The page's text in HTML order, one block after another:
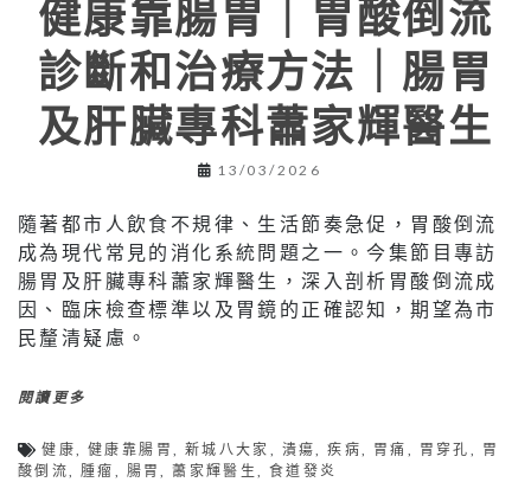
健康靠腸胃｜胃酸倒流
診斷和治療方法｜腸胃
及肝臟專科蕭家輝醫生
13/03/2026
隨著都市人飲食不規律、生活節奏急促，胃酸倒流
成為現代常見的消化系統問題之一。今集節目專訪
腸胃及肝臟專科蕭家輝醫生，深入剖析胃酸倒流成
因、臨床檢查標準以及胃鏡的正確認知，期望為市
民釐清疑慮。
閱讀更多
健康,健康靠腸胃, 新城八大家 , 潰瘍,疾病, 胃痛 , 胃穿孔 , 胃
酸倒流,腫瘤 , 腸胃,蕭家輝醫生,食道發炎